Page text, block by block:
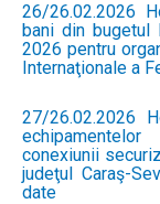
26/26.02.2026
bani din bugetul
2026 pentru
Internaţionale a
27/26.02.2026
conexiunii
judeţul Caraş-
date